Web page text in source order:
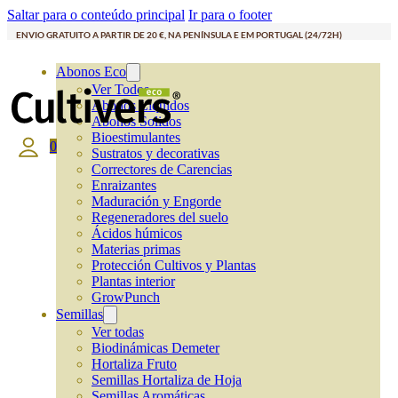
Saltar para o conteúdo principal Ir para o footer
ENVIO GRATUITO A PARTIR DE 20 €, NA PENÍNSULA E EM PORTUGAL (24/72H)
Abonos Eco
Ver Todos
Abonos Líquidos
Abonos Solidos
Bioestimulantes
Sustratos y decorativas
Correctores de Carencias
Enraizantes
Maduración y Engorde
Regeneradores del suelo
Ácidos húmicos
Materias primas
Protección Cultivos y Plantas
Plantas interior
GrowPunch
Semillas
Ver todas
Biodinámicas Demeter
Hortaliza Fruto
Semillas Hortaliza de Hoja
0